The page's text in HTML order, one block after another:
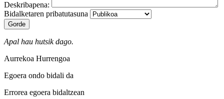
Deskribapena:
Bidalketaren pribatutasuna
Gorde
Apal hau hutsik dago.
Aurrekoa Hurrengoa
Egoera ondo bidali da
Errorea egoera bidaltzean